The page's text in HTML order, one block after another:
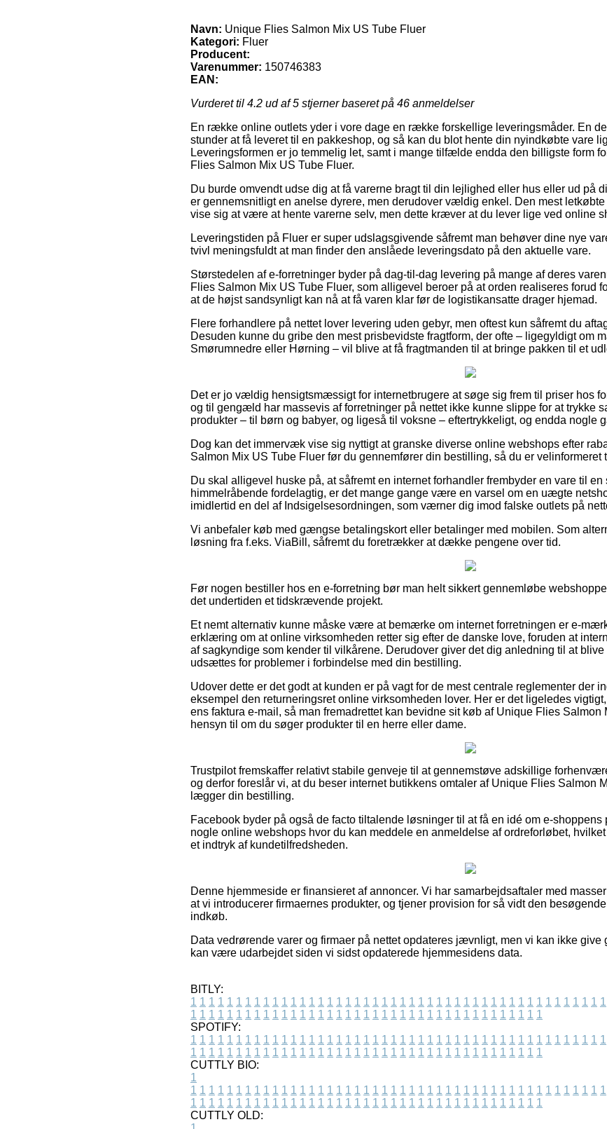
Navn: Unique Flies Salmon Mix US Tube Fluer
Kategori: Fluer
Producent:
Varenummer: 150746383
EAN:
Vurderet til 4.2 ud af 5 stjerner baseret på 46 anmeldelser
En række online outlets yder i vore dage en række forskellige leveringsmåder. En
stunder at få leveret til en pakkeshop, og så kan du blot hente din nyindkøbte vare
Leveringsformen er jo temmelig let, samt i mange tilfælde endda den billigste form
Flies Salmon Mix US Tube Fluer.
Du burde omvendt udse dig at få varerne bragt til din lejlighed eller hus eller ud på
er gennemsnitligt en anelse dyrere, men derudover vældig enkel. Den mest letkøbte
vise sig at være at hente varerne selv, men dette kræver at du lever lige ved online
Leveringstiden på Fluer er super udslagsgivende såfremt man behøver dine nye
tvivl meningsfuldt at man finder den anslåede leveringsdato på den aktuelle vare.
Størstedelen af e-forretninger byder på dag-til-dag levering på mange af deres
Flies Salmon Mix US Tube Fluer, som alligevel beroer på at orden realiseres forud
at de højst sandsynligt kan nå at få varen klar før de logistikansatte drager hjemad.
Flere forhandlere på nettet lover levering uden gebyr, men oftest kun såfremt du
Desuden kunne du gribe den mest prisbevidste fragtform, der ofte – ligegyldigt om
Smørumnedre eller Hørning – vil blive at få fragtmanden til at bringe pakken til et
Det er jo vældig hensigtsmæssigt for internetbrugere at søge sig frem til priser hos
og til gengæld har massevis af forretninger på nettet ikke kunne slippe for at trykke
produkter – til børn og babyer, og ligeså til voksne – eftertrykkeligt, og endda nogle
Dog kan det immervæk vise sig nyttigt at granske diverse online webshops efter
Salmon Mix US Tube Fluer før du gennemfører din bestilling, så du er velinformeret
Du skal alligevel huske på, at såfremt en internet forhandler frembyder en vare til
himmelråbende fordelagtig, er det mange gange være en varsel om en uægte
imidlertid en del af Indsigelsesordningen, som værner dig imod falske outlets på
Vi anbefaler køb med gængse betalingskort eller betalinger med mobilen. Som
løsning fra f.eks. ViaBill, såfremt du foretrækker at dække pengene over tid.
Før nogen bestiller hos en e-forretning bør man helt sikkert gennemløbe
det undertiden et tidskrævende projekt.
Et nemt alternativ kunne måske være at bemærke om internet forretningen er e-
erklæring om at online virksomheden retter sig efter de danske love, foruden at
af sagkyndige som kender til vilkårene. Derudover giver det dig anledning til at blive
udsættes for problemer i forbindelse med din bestilling.
Udover dette er det godt at kunden er på vagt for de mest centrale reglementer der
eksempel den returneringsret online virksomheden lover. Her er det ligeledes
ens faktura e-mail, så man fremadrettet kan bevidne sit køb af Unique Flies Salmon
hensyn til om du søger produkter til en herre eller dame.
Trustpilot fremskaffer relativt stabile genveje til at gennemstøve adskillige
og derfor foreslår vi, at du beser internet butikkens omtaler af Unique Flies Salmon
lægger din bestilling.
Facebook byder på også de facto tiltalende løsninger til at få en idé om e-
nogle online webshops hvor du kan meddele en anmeldelse af ordreforløbet,
et indtryk af kundetilfredsheden.
Denne hjemmeside er finansieret af annoncer. Vi har samarbejdsaftaler med
at vi introducerer firmaernes produkter, og tjener provision for så vidt den
indkøb.
Data vedrørende varer og firmaer på nettet opdateres jævnligt, men vi kan ikke give
kan være udarbejdet siden vi sidst opdaterede hjemmesidens data.
BITLY:
1 1 1 1 1 1 1 1 1 1 1 1 1 1 1 1 1 1 1 1 1 1 1 1 1 1 1 1 1 1 1 1 1 1 1 1 1 1 1 1 1 1 1 1 1 1
1 1 1 1 1 1 1 1 1 1 1 1 1 1 1 1 1 1 1 1 1 1 1 1 1 1 1 1 1 1 1 1 1 1 1 1 1 1 1
SPOTIFY:
1 1 1 1 1 1 1 1 1 1 1 1 1 1 1 1 1 1 1 1 1 1 1 1 1 1 1 1 1 1 1 1 1 1 1 1 1 1 1 1 1 1 1 1 1 1
1 1 1 1 1 1 1 1 1 1 1 1 1 1 1 1 1 1 1 1 1 1 1 1 1 1 1 1 1 1 1 1 1 1 1 1 1 1 1
CUTTLY BIO:
1
1 1 1 1 1 1 1 1 1 1 1 1 1 1 1 1 1 1 1 1 1 1 1 1 1 1 1 1 1 1 1 1 1 1 1 1 1 1 1 1 1 1 1 1 1 1
1 1 1 1 1 1 1 1 1 1 1 1 1 1 1 1 1 1 1 1 1 1 1 1 1 1 1 1 1 1 1 1 1 1 1 1 1 1 1
CUTTLY OLD: